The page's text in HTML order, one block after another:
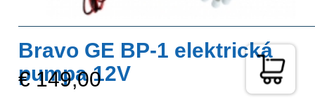
Bravo GE BP-1 elektrická
pumpa 12V
€ 149,00